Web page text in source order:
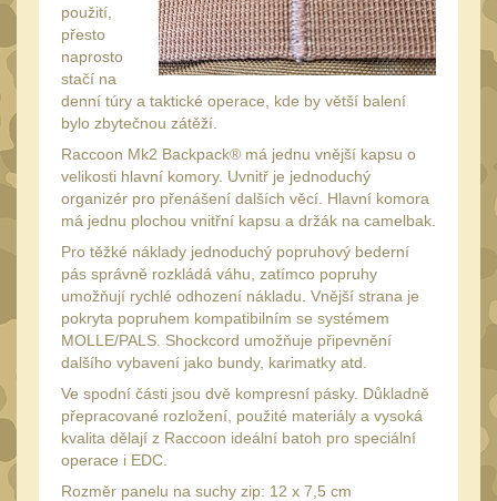
Taktická pera5
Láhve16
Lékárničky 17
Na přežití
Ostatní 44
MONTÁŽE PRO OPTIKU
Adaptéry a risery
Boční montáže 11
Montáže pro optiku179
1" Picatinny
1" Dovetail13
použití,
přesto
naprosto
stačí na
denní túry a taktické operace, kde by větší balení
bylo zbytečnou zátěží.
Raccoon Mk2 Backpack® má jednu vnější kapsu o
velikosti hlavní komory. Uvnitř je jednoduchý
organizér pro přenášení dalších věcí. Hlavní komora
má jednu plochou vnitřní kapsu a držák na camelbak.
Pro těžké náklady jednoduchý popruhový bederní
pás správně rozkládá váhu, zatímco popruhy
umožňují rychlé odhození nákladu. Vnější strana je
pokryta popruhem kompatibilním se systémem
MOLLE/PALS. Shockcord umožňuje připevnění
dalšího vybavení jako bundy, karimatky atd.
Ve spodní části jsou dvě kompresní pásky. Důkladně
přepracované rozložení, použité materiály a vysoká
kvalita dělají z Raccoon ideální batoh pro speciální
operace i EDC.
Rozměr panelu na suchy zip: 12 x 7,5 cm